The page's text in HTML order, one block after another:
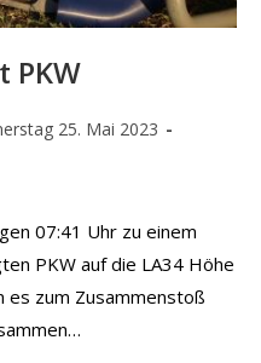
25. Mai 2023
07:41 Uhr zu einem
PKW auf die LA34 Höhe
zum Zusammenstoß